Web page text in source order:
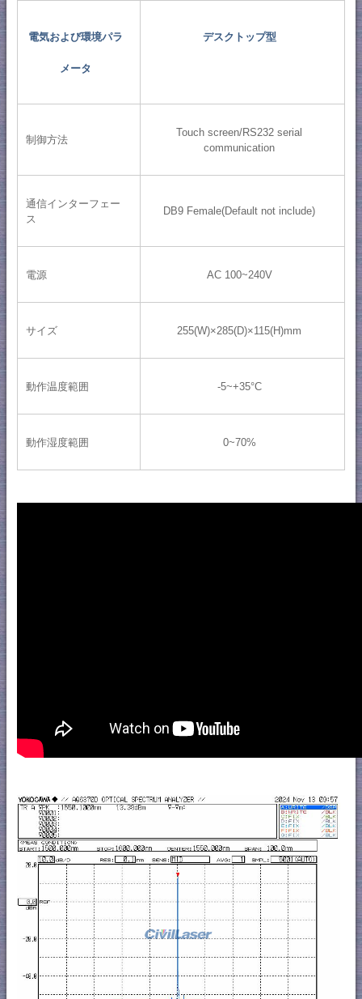
電気および環境パラ
メータ
デスクトップ型
制御方法
Touch screen/RS232 serial
communication
通信インターフェー
ス
DB9 Female(Default not include)
電源 AC 100~240V
サイズ 255(W)×285(D)×115(H)mm
動作温度範囲 -5~+35°C
動作湿度範囲 0~70%